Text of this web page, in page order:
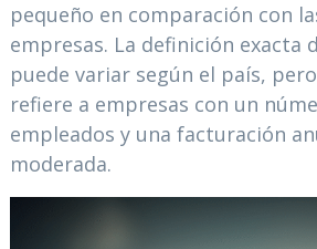
pequeño en comparación con
empresas. La definición exacta
puede variar según el país,
refiere a empresas con un
empleados y una facturación
moderada.